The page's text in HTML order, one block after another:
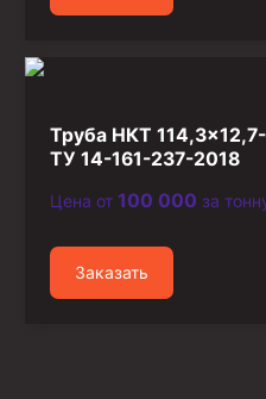
Труба НКТ 114,3×12,7-
ТУ 14-161-237-2018
Цена от 100 000 за
Заказать